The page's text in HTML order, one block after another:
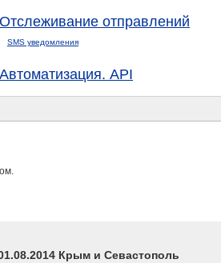
Отслеживание отправлений
SMS уведомления
Автоматизация. API
Крым и Севастополь